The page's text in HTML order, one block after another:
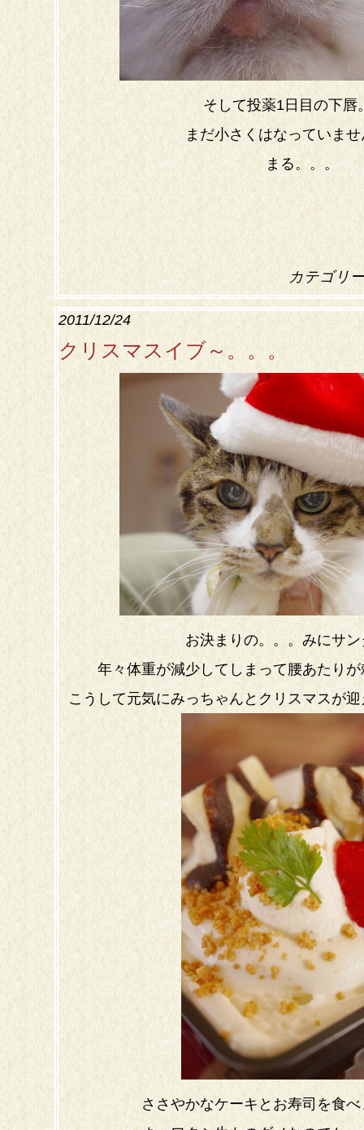
そして投薬1日目の下唇
まだ小さくはなっていま
まる。。。
カテゴリ
2011/12/24
クリスマスイブ～。。。
お決まりの。。。みにサ
年々体重が減少してしまって腰あたり
こうして元気にみっちゃんとクリスマスが
ささやかなケーキとお寿司を食